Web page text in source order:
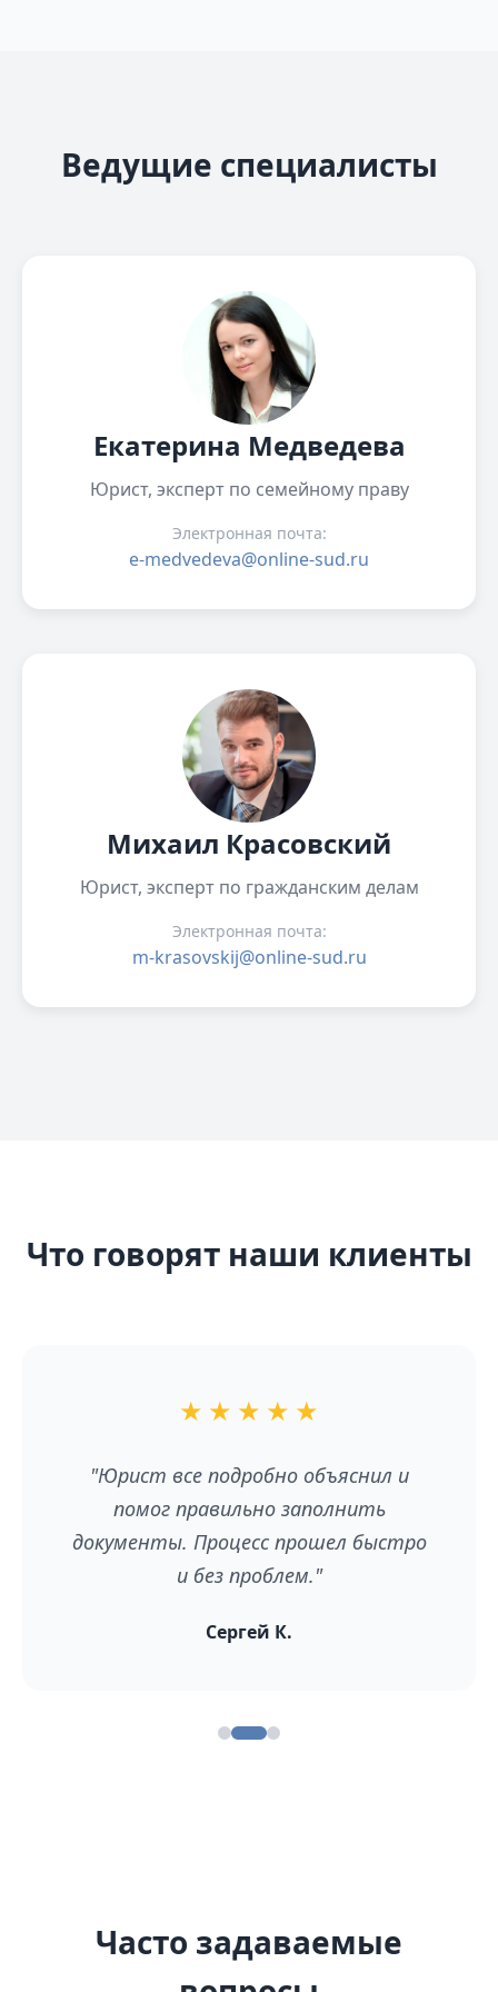
Ведущие специалисты
Екатерина Медведева
Юрист, эксперт по семейному праву
Электронная почта:
e-medvedeva@online-sud.ru
Михаил Красовский
Юрист, эксперт по гражданским делам
Электронная почта:
m-krasovskij@online-sud.ru
Что говорят наши клиенты
★ ★ ★ ★ ★
"Юрист все подробно объяснил и
помог правильно заполнить
документы. Процесс прошел быстро
и без проблем."
Сергей К.
Часто задаваемые